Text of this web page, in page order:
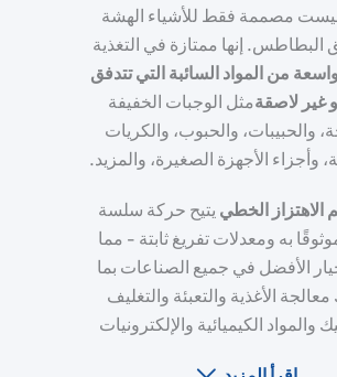
مصممة فقط للأشياء الهشة
البطاطس. إنها ممتازة في التغذية
من المواد السائبة التي تتدفق
غير لاصقةمثل الوجبات الخفيفة
والحبيبات، والحبوب، والكريات
وأجزاء الأجهزة الصغيرة، والمزيد.
الاهتزاز الخطي يتيح حركة سلسة
به ومعدلات تفريغ ثابتة - مما
الأفضل في جميع الصناعات بما
الأغذية والتعبئة والتغليف
والمواد الكيميائية والإلكترونيات